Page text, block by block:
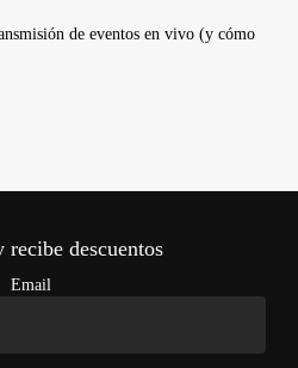
de eventos en vivo (y cómo
recibe descuentos
Email